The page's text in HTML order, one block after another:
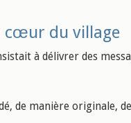
cœur du village
à délivrer des
de manière originale,